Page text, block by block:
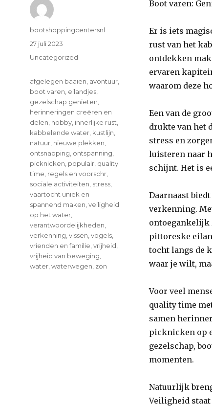
Boot varen:
Er is iets
rust van het
ontdekken
ervaren
waarom deze
Een van de
drukte van het
stress en
luisteren naar
schijnt. Het is
Daarnaast
verkenning.
ontoegankelijk
pittoreske
tocht langs de
waar je wilt,
Voor veel
quality time
samen
picknicken op
gezelschap,
momenten.
Natuurlijk
Veiligheid
Author
bootshoppingcentersnl
Posted
27 juli 2023
Categories
Uncategorized
Tags
afgelegen baaien avontuur
boot varen eilandjes
gezelschap genieten
herinneringen creëren en
delen hobby innerlijke rust
kabbelende water kustlijn
natuur nieuwe plekken
ontsnapping ontspanning
picknicken populair quality
time regels en voorschr
sociale activiteiten stress
vaartocht uniek en
spannend maken ,veiligheid
op het water
verantwoordelijkheden
verkenning ,vissen ,vogels
vrienden en familie ,vrijheid
vrijheid van beweging
water ,waterwegen zon